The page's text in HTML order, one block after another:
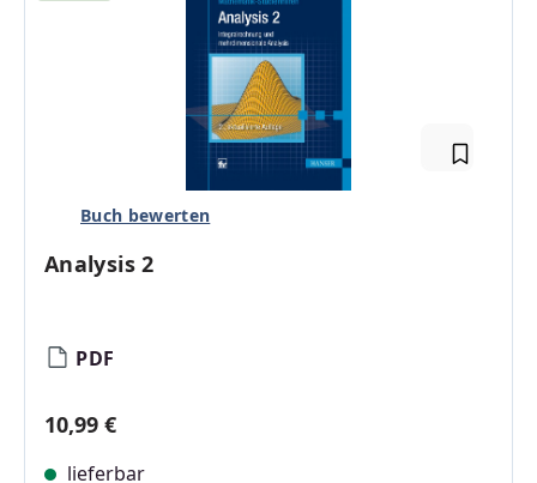
Buch bewerten
Analysis 2
PDF
Regulärer Preis:
10,99 €
lieferbar